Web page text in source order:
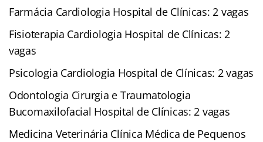
Farmácia Cardiologia Hospital de Clínicas: 2 vagas
Fisioterapia Cardiologia Hospital de Clínicas: 2
vagas
Psicologia Cardiologia Hospital de Clínicas: 2 vagas
Odontologia Cirurgia e Traumatologia
Bucomaxilofacial Hospital de Clínicas: 2 vagas
Medicina Veterinária Clínica Médica de Pequenos